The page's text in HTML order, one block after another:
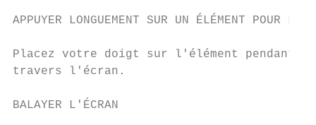
APPUYER LONGUEMENT SUR UN ÉLÉMENT POUR LE
Placez votre doigt sur l'élément pendant
travers l'écran.
BALAYER L'ÉCRAN